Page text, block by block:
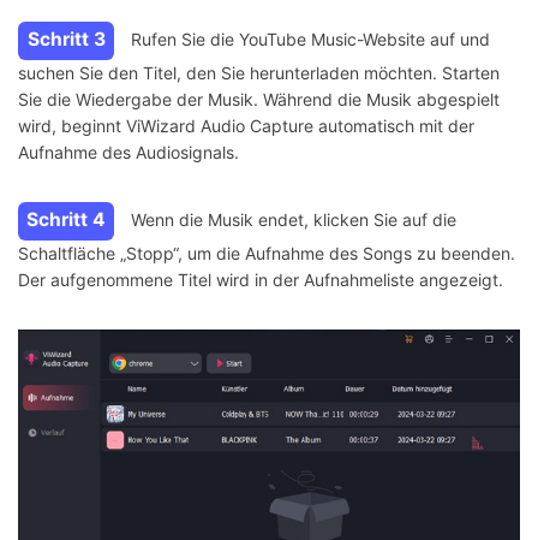
Schritt 3
Rufen Sie die YouTube Music-Website auf und
suchen Sie den Titel, den Sie herunterladen möchten. Starten
Sie die Wiedergabe der Musik. Während die Musik abgespielt
wird, beginnt ViWizard Audio Capture automatisch mit der
Aufnahme des Audiosignals.
Schritt 4
Wenn die Musik endet, klicken Sie auf die
Schaltfläche „Stopp“, um die Aufnahme des Songs zu beenden.
Der aufgenommene Titel wird in der Aufnahmeliste angezeigt.